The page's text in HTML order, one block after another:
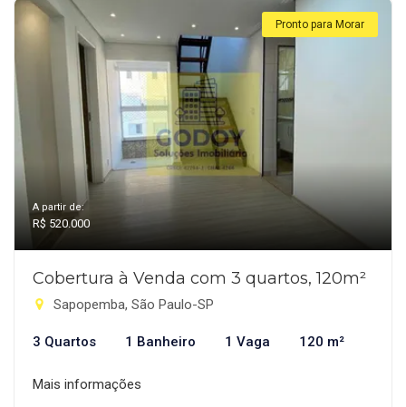
Pronto para Morar
A partir de:
R$ 520.000
Cobertura à Venda com 3 quartos, 120m²
Sapopemba, São Paulo-SP
3 Quartos 1 Banheiro 1 Vaga 120 m²
Mais informações